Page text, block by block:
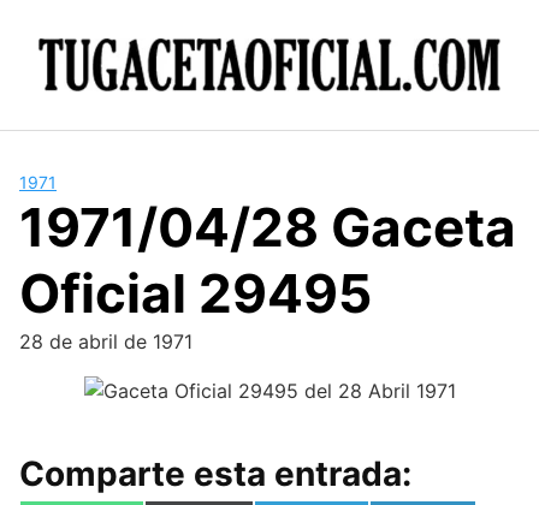
1971
1971/04/28 Gaceta
Oficial 29495
28 de abril de 1971
Comparte esta entrada: